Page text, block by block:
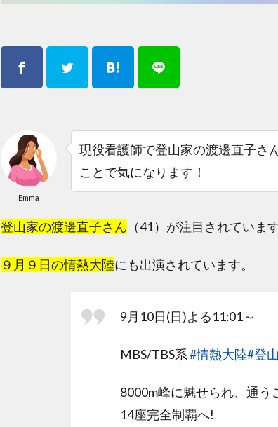
Emma
現役看護師で登山家の渡邊直子さ
ことで気になります！
登山家の渡邊直子さん （41）が注目されています
９月９日の情熱大陸にも出演されています。
9月10日(日)よる11:01～
MBS/TBS系#情熱大陸#登
8000m峰に魅せられ、通う
14座完全制覇へ!